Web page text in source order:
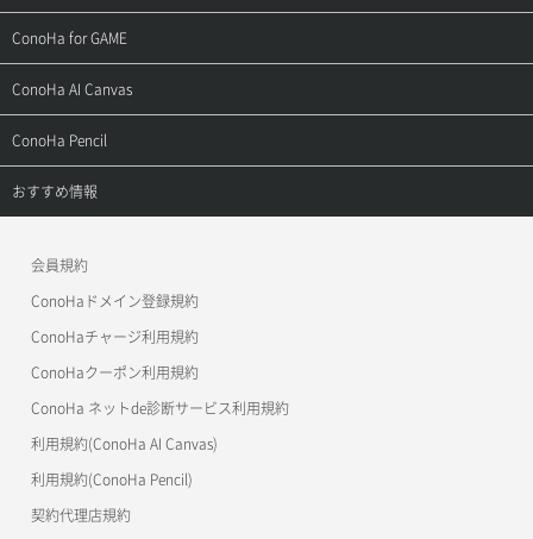
お問い合わせ
よくある質問
ご利用ガイド
APIドキュメントVPS3.0
サポートトップ
ご利用ガイド
APIドキュメントVPS3.0
ConoHa for GAME
サポートトップ
ご利用ガイド
ConoHa AI Canvas
サポートトップ
ご利用ガイド
ConoHa Pencil
サポートトップ
おすすめ情報
美雲このは徹底ガイド
会員規約
ConoHaドメイン登録規約
ConoHaチャージ利用規約
ConoHaクーポン利用規約
ConoHa ネットde診断サービス利用規約
利用規約(ConoHa AI Canvas)
利用規約(ConoHa Pencil)
契約代理店規約